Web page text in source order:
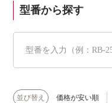
型番から探す
並び替え 価格が安い順